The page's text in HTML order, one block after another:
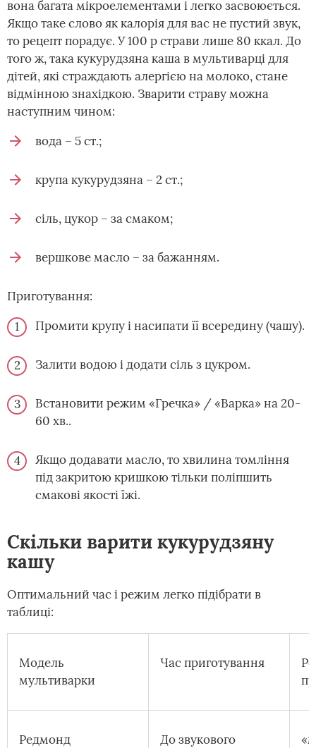
вона багата мікроелементами і легко засвоюється.
Якщо таке слово як калорія для вас не пустий звук,
то рецепт порадує. У 100 р страви лише 80 ккал. До
того ж, така кукурудзяна каша в мультиварці для
дітей, які страждають алергією на молоко, стане
відмінною знахідкою. Зварити страву можна
наступним чином:
вода – 5 ст.;
крупа кукурудзяна – 2 ст.;
сіль, цукор – за смаком;
вершкове масло – за бажанням.
Приготування:
Промити крупу і насипати її всередину (чашу).
Залити водою і додати сіль з цукром.
Встановити режим «Гречка» / «Варка» на 20-
60 хв..
Якщо додавати масло, то хвилина томління
під закритою кришкою тільки поліпшить
смакові якості їжі.
Скільки варити кукурудзяну
кашу
Оптимальний час і режим легко підібрати в
таблиці:
Модель
мультиварки
Час приготування
Редмонд
До звукового